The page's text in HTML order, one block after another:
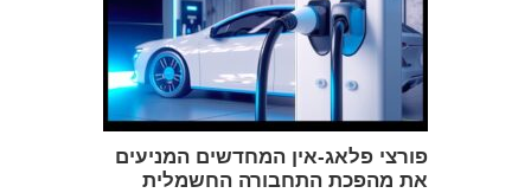
פורצי פלאג-אין המחדשים המניעים
את מהפכת התחבורה החשמלית